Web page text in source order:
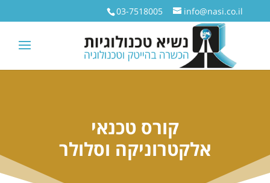
03-7518005 info@nasi.co.il
קורס טכנאי
אלקטרוניקה וסלולר